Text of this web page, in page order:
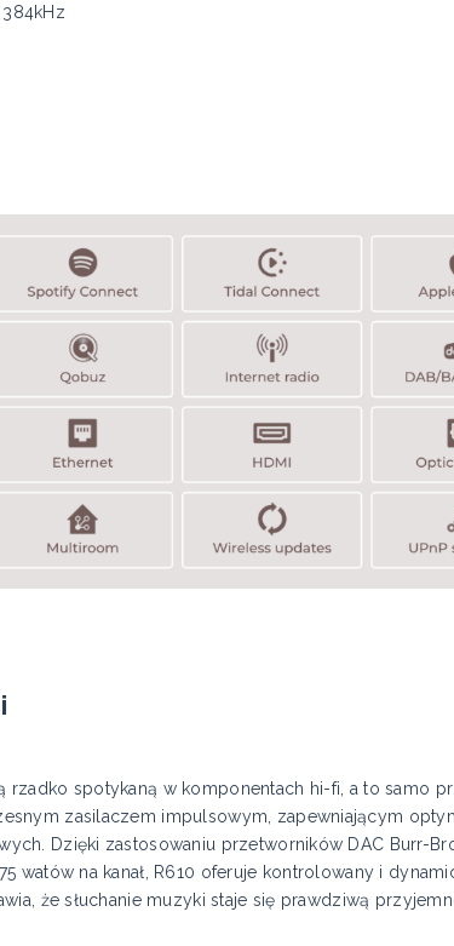
rzadko spotykaną w komponentach hi-fi, a to samo
zasilaczem impulsowym, zapewniającym
Dzięki zastosowaniu przetworników DAC Burr-
watów na kanał, R610 oferuje kontrolowany i
że słuchanie muzyki staje się prawdziwą